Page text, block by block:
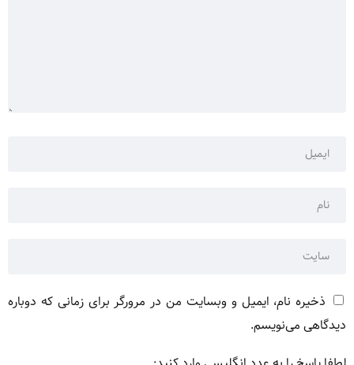
ذخیره نام، ایمیل و وبسایت من در مرورگر برای زمانی که دوباره
دیدگاهی می‌نویسم.